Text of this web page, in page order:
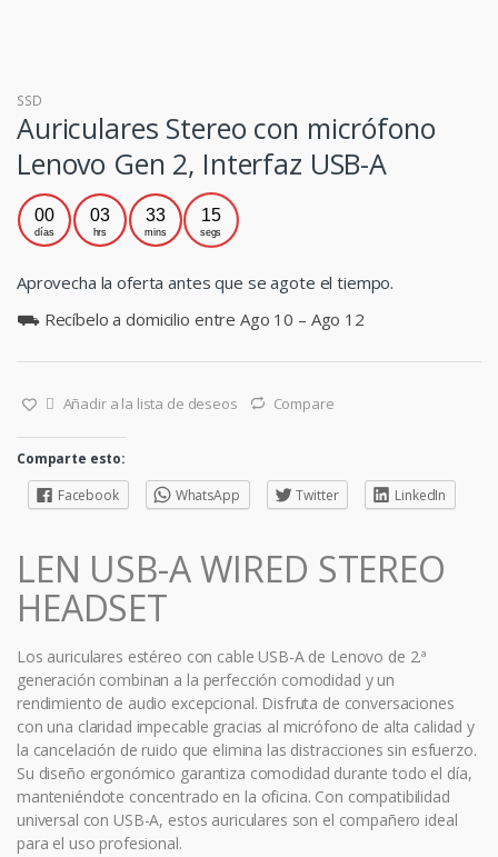
SSD
Auriculares Stereo con micrófono
Lenovo Gen 2, Interfaz USB-A
00
días
03
hrs
33
mins
15
segs
Aprovecha la oferta antes que se agote el tiempo.
⛟ Recíbelo a domicilio entre Ago 10 – Ago 12
Añadir a la lista de deseos Compare
Comparte esto:
Facebook
WhatsApp Twitter LinkedIn
LEN USB-A WIRED STEREO
HEADSET
Los auriculares estéreo con cable USB-A de Lenovo de 2.ª
generación combinan a la perfección comodidad y un
rendimiento de audio excepcional. Disfruta de conversaciones
con una claridad impecable gracias al micrófono de alta calidad y
la cancelación de ruido que elimina las distracciones sin esfuerzo.
Su diseño ergonómico garantiza comodidad durante todo el día,
manteniéndote concentrado en la oficina. Con compatibilidad
universal con USB-A, estos auriculares son el compañero ideal
para el uso profesional.